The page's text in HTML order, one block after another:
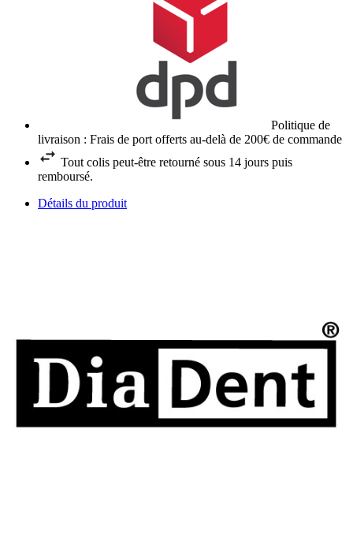
Politique de
livraison : Frais de port offerts au-delà de 200€ de commande
Tout colis peut-être retourné sous 14 jours puis
remboursé.
Détails du produit